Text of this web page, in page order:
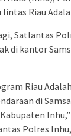
Riau
Satlantas
di kantor
Riau
di
Polres